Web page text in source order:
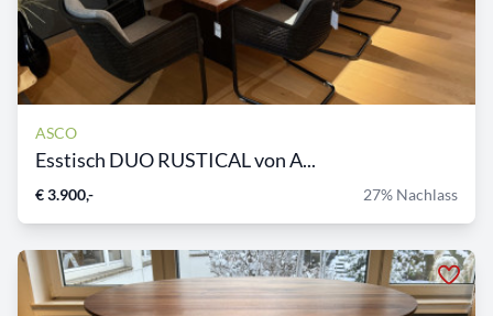
ASCO
Esstisch DUO RUSTICAL von A...
€ 3.900,- 27% Nachlass